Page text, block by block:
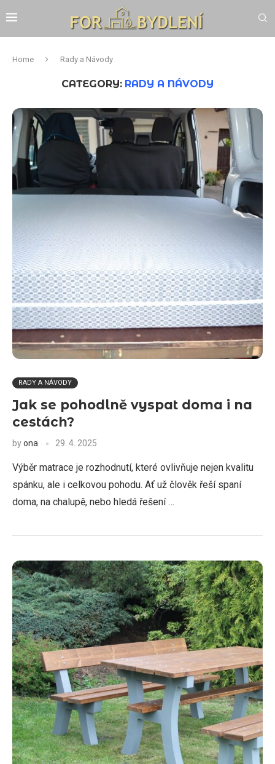
Home Rady a Návody
CATEGORY: RADY A NÁVODY
RADY A NÁVODY
Jak se pohodlně vyspat doma i na
cestách?
byona 29. 4. 2025
Výběr matrace je rozhodnutí, které ovlivňuje nejen kvalitu
spánku, ale i celkovou pohodu. Ať už člověk řeší spaní
doma, na chalupě, nebo hledá řešení …